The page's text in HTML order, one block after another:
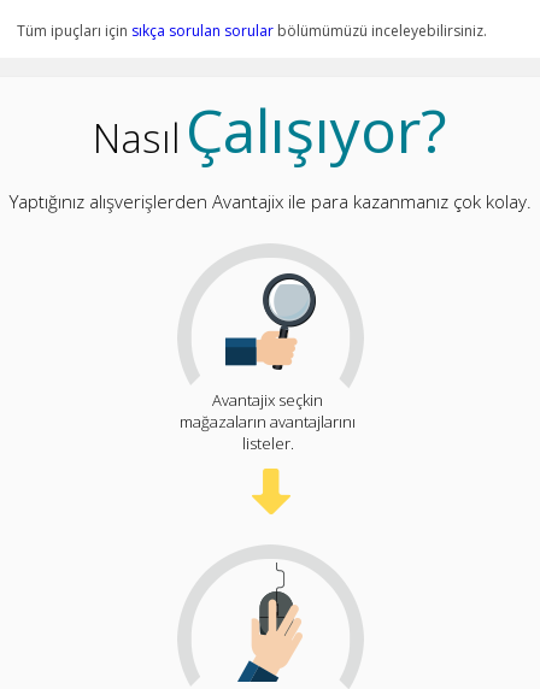
Tüm ipuçları için sıkça sorulan sorularbölümümüzü inceleyebilirsiniz.
Nasıl Çalışıyor?
Yaptığınız alışverişlerden Avantajix ile para kazanmanız çok kolay.
Avantajix seçkin
mağazaların avantajlarını
listeler.